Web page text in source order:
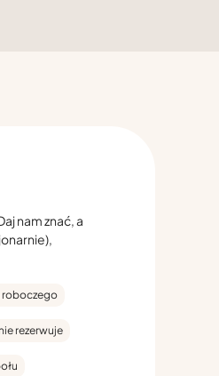
nam znać, a
roboczego
rezerwuje